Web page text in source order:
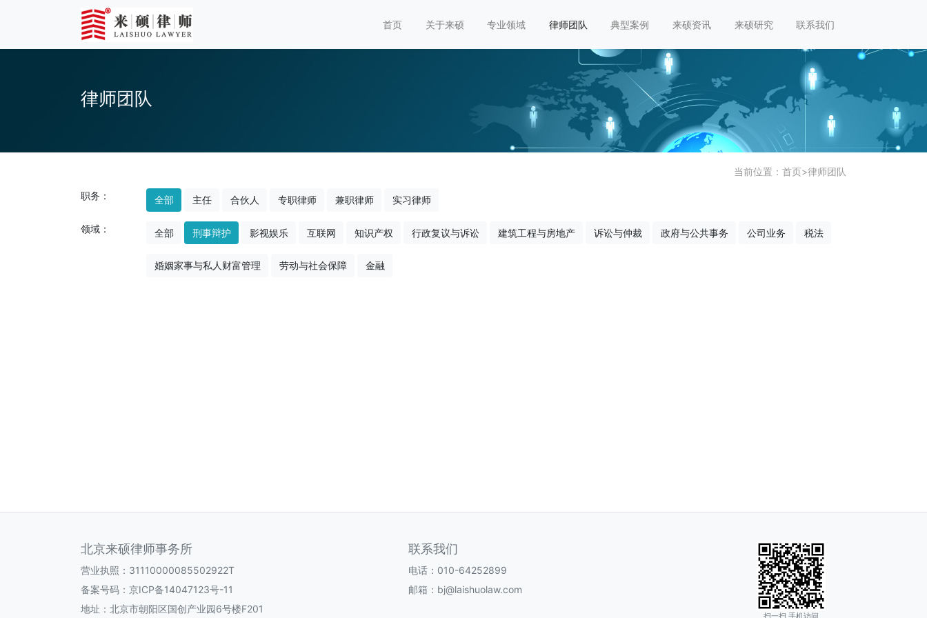
首页 关于来硕 专业领域 律师团队 典型案例 来硕资讯 来硕研究 联系我们
律师团队
当前位置： 首页>律师团队
职务： 全部 主任 合伙人 专职律师 兼职律师 实习律师
领域： 全部 刑事辩护 影视娱乐 互联网 知识产权 行政复议与诉讼 建筑工程与房地产 诉讼与仲裁 政府与公共事务 公司业务 税法
婚姻家事与私人财富管理 劳动与社会保障 金融
北京来硕律师事务所
营业执照：31110000085502922T
备案号码： 京ICP备14047123号-11
地址：北京市朝阳区国创产业园6号楼F201
联系我们
电话：010-64252899
邮箱：bj@laishuolaw.com
扫一扫 手机访问